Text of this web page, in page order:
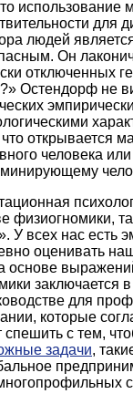
использование
для
людей
Он
отключенных
Остендорф не
открывается
человека или
физиогномики,
У всех нас есть
оценивать
основе
заключается
для
которые
спешить с тем,
задачи,